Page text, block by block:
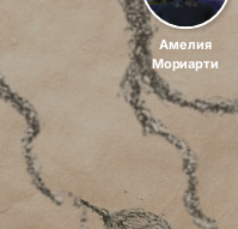
Амелия
Мориарти